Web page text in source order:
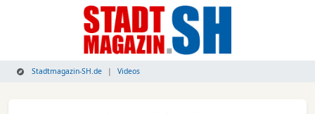
Stadtmagazin-SH.de Videos